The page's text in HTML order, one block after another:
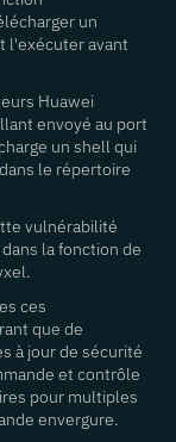
un
l'exécuter avant
Huawei
envoyé au port
un shell qui
le répertoire
vulnérabilité
la fonction de
ces
que de
à jour de sécurité
et contrôle
pour multiples
envergure.